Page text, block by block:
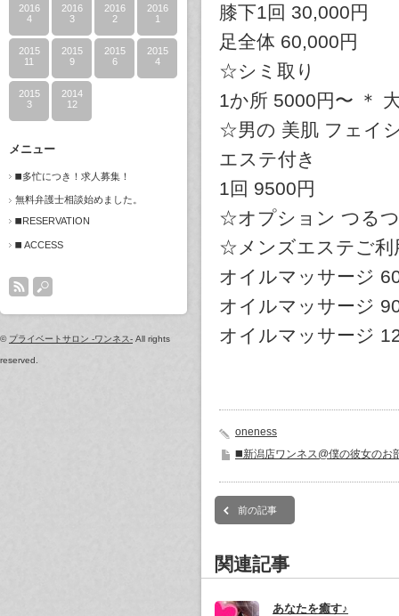
2016
4
2016
3
2016
2
2016
1
2015
11
2015
9
2015
6
2015
4
2015
3
2014
12
メニュー
◼️多忙につき！求人募集！
無料弁護士相談始めました。
◼️RESERVATION
◼️ ACCESS
© プライベートサロン -ワンネス- All rights
reserved.
膝下1回 30,000円
足全体 60,000円
☆シミ取り
1か所 5000円〜 ＊
☆男の 美肌 フェイ
エステ付き
1回 9500円
☆オプション つる
☆メンズエステご利
オイルマッサージ
オイルマッサージ
オイルマッサージ
oneness
◼️新潟店ワンネス@僕の彼女のお
前の記事
関連記事
あなたを癒す♪